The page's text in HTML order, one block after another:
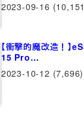
2023-09-16
【衝撃的魔改造！】
15 Pro…
2023-10-12 (7,696)